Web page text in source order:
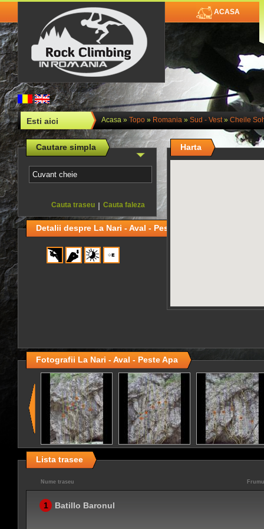
ACASA
Esti aici Acasa» Topo» Romania» Sud - Vest» Cheile
Cautare simpla
Cauta faleza
|
Cauta traseu
Harta
Detalii despre La Nari - Aval - Peste Apa
Fotografii La Nari - Aval - Peste Apa
Lista trasee
Nume traseu
1 Batillo Baronul